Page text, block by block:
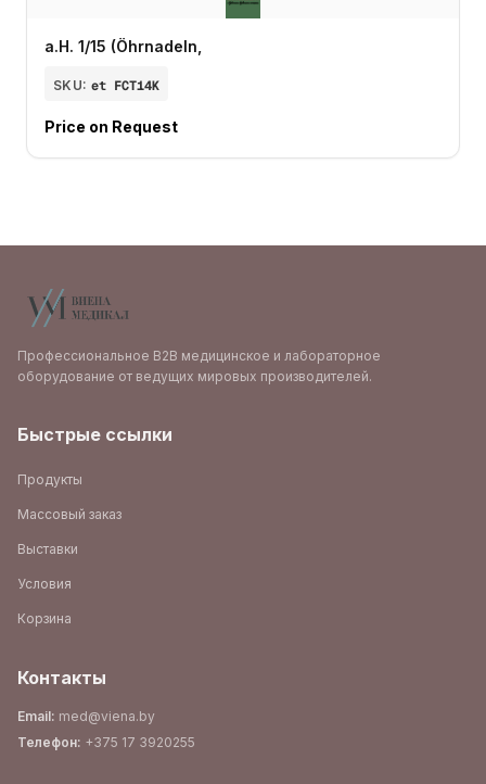
a.H. 1/15 (Öhrnadeln,
SKU: et FCT14K
Price on Request
Профессиональное B2B медицинское и лабораторное
оборудование от ведущих мировых производителей.
Быстрые ссылки
Продукты
Массовый заказ
Выставки
Условия
Корзина
Контакты
Email: med@viena.by
Телефон: +375 17 3920255